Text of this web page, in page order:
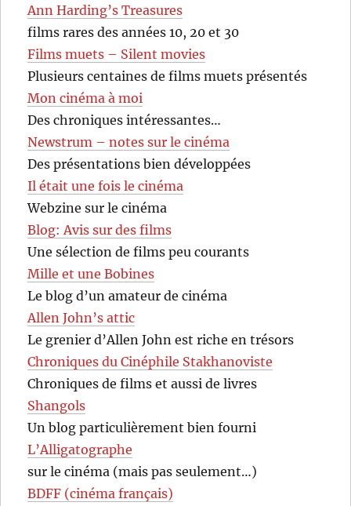
Ann Harding’s Treasures
films rares des années 10, 20 et 30
Films muets – Silent movies
Plusieurs centaines de films muets présentés
Mon cinéma à moi
Des chroniques intéressantes…
Newstrum – notes sur le cinéma
Des présentations bien développées
Il était une fois le cinéma
Webzine sur le cinéma
Blog: Avis sur des films
Une sélection de films peu courants
Mille et une Bobines
Le blog d’un amateur de cinéma
Allen John’s attic
Le grenier d’Allen John est riche en trésors
Chroniques du Cinéphile Stakhanoviste
Chroniques de films et aussi de livres
Shangols
Un blog particulièrement bien fourni
L’Alligatographe
sur le cinéma (mais pas seulement…)
BDFF (cinéma français)